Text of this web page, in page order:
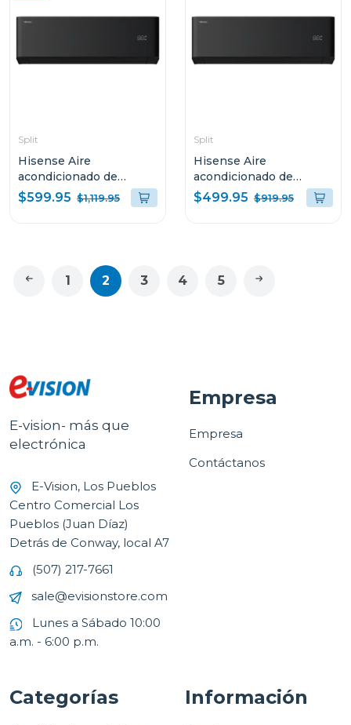
Split
Hisense Aire
acondicionado de
24000btu inverter hi-
nano negro atr
$599.95 $1,119.95
Split
Hisense Aire
acondicionado de
18000btu inverter hi-
nano negro atr
$499.95 $919.95
1 2 3 4 5
E-vision- más que
electrónica
E-Vision, Los Pueblos
Centro Comercial Los
Pueblos (Juan Díaz)
Detrás de Conway, local A7
(507) 217-7661
sale@evisionstore.com
Lunes a Sábado 10:00
a.m. - 6:00 p.m.
Empresa
Empresa
Contáctanos
Categorías Información